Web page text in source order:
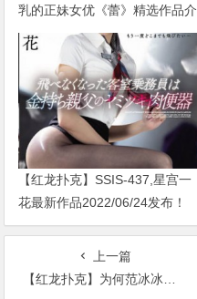
乳的正妹女优《蕾》精选作品介
绍……
【红龙扑克】SSIS-437,星宫一
花最新作品2022/06/24发布！
上一篇
【红龙扑克】为何范冰冰老被爆产子 与李晨分手另有隐情吗？